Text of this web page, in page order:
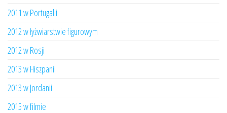
2011 w Portugalii
2012 w łyżwiarstwie figurowym
2012 w Rosji
2013 w Hiszpanii
2013 w Jordanii
2015 w filmie